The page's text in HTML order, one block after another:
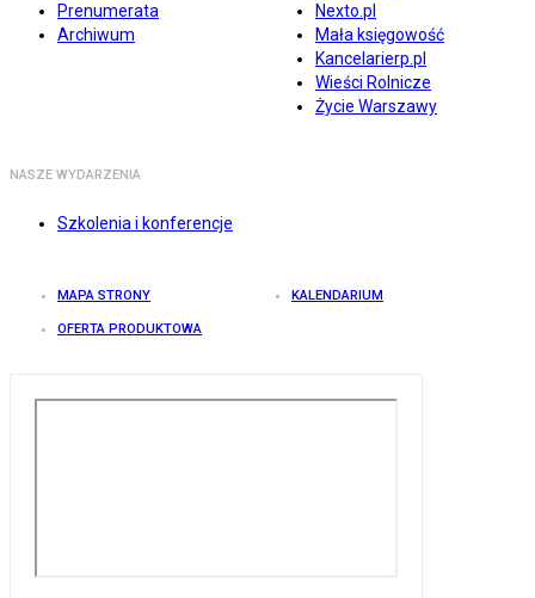
Prenumerata
Archiwum
Nexto.pl
Mała księgowość
Kancelarierp.pl
Wieści Rolnicze
Życie Warszawy
NASZE WYDARZENIA
Szkolenia i konferencje
MAPA STRONY KALENDARIUM
OFERTA PRODUKTOWA